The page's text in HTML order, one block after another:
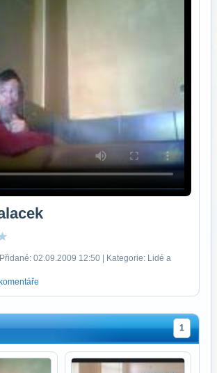
02.09.2009 12:50 | Kategorie: Lidé a
1